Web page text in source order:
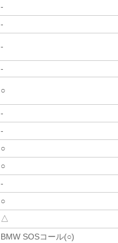
-
-
-
-
○
-
-
○
○
-
○
△
BMW SOSコール(○)